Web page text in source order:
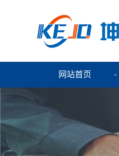
网站首页